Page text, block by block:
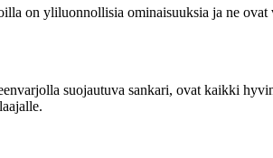
on yliluonnollisia ominaisuuksia ja ne
suojautuva sankari, ovat kaikki